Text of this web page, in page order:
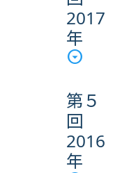
2017
年
第５
回
2016
年